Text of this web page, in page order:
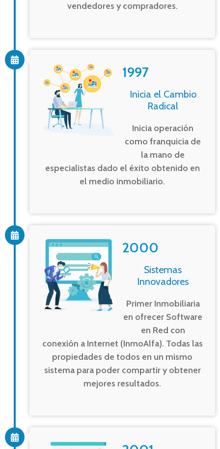
vendedores y compradores.
1997
Inicia el Cambio
Radical
Inicia operación
como franquicia de
la mano de
especialistas dado el éxito obtenido en
el medio inmobiliario.
2000
Sistemas
Innovadores
Primer Inmobiliaria
en ofrecer Software
en Red con
conexión a Internet (InmoAlfa). Todas las
propiedades de todos en un mismo
sistema para poder compartir y obtener
mejores resultados.